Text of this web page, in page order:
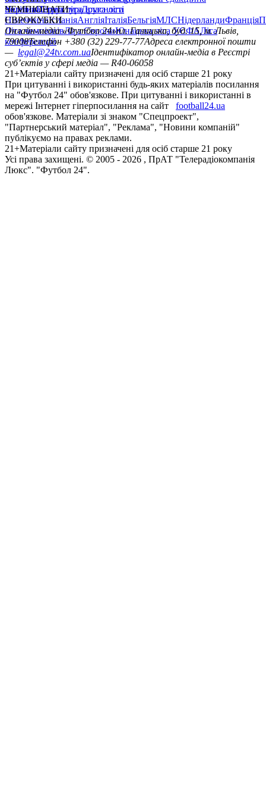
політикаСтруктура власності
УкраїнаПерша лігаДруга ліга
ЧЕМПІОНАТИ
НімеччинаІспаніяАнгліяІталіяБельгіяМЛСНідерландиФранція
ЄВРОКУБКИ
Ліга чемпіонівЛіга ЄвропиЮнацька ліга УЄФАЛіга
конференцій
Онлайн-медіа «Футбол 24»пл. Галицька, буд. 15, м. Львів,
79008Телефон +380 (32) 229-77-77Адреса електронної пошти
— legal@24tv.com.uaІдентифікатор онлайн-медіа в Реєстрі
суб’єктів у сфері медіа — R40-06058
21+Матеріали сайту призначені для осіб старше 21 року
При цитуванні і використанні будь-яких матеріалів посилання
на "Футбол 24" обов'язкове. При цитуванні і використанні в
мережі Інтернет гіперпосилання на сайт
football24.ua
обов'язкове. Матеріали зі знаком "Спецпроект",
"Партнерський матеріал", "Реклама", "Новини компаній"
публікуємо на правах реклами.
21+Матеріали сайту призначені для осіб старше 21 року
Усi права захищенi. © 2005 - 2026 , ПрАТ "Телерадіокомпанія
Люкс". "Футбол 24".